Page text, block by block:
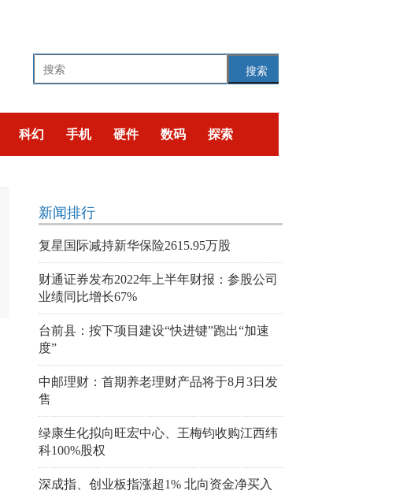
搜索
科幻 手机 硬件 数码 探索
新闻排行
复星国际减持新华保险2615.95万股
财通证券发布2022年上半年财报：参股公司
业绩同比增长67%
台前县：按下项目建设“快进键”跑出“加速
度”
中邮理财：首期养老理财产品将于8月3日发
售
绿康生化拟向旺宏中心、王梅钧收购江西纬
科100%股权
深成指、创业板指涨超1% 北向资金净买入